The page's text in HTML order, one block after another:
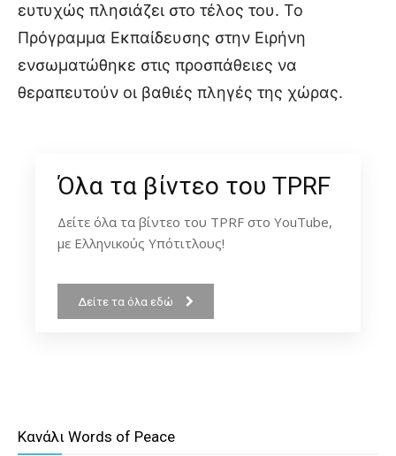
ευτυχώς πλησιάζει στο τέλος του. Το
Πρόγραμμα Εκπαίδευσης στην Ειρήνη
ενσωματώθηκε στις προσπάθειες να
θεραπευτούν οι βαθιές πληγές της χώρας.
Όλα τα βίντεο του TPRF
Δείτε όλα τα βίντεο του TPRF στο YouTube,
με Ελληνικούς Υπότιτλους!
Δείτε τα όλα εδώ
Κανάλι Words of Peace